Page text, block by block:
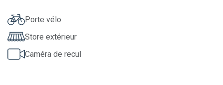
Porte vélo
Store extérieur
Caméra de recul